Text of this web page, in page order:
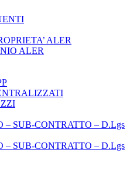
ALER
ALER
– SUB-CONTRATTO – D.Lgs
– SUB-CONTRATTO – D.Lgs